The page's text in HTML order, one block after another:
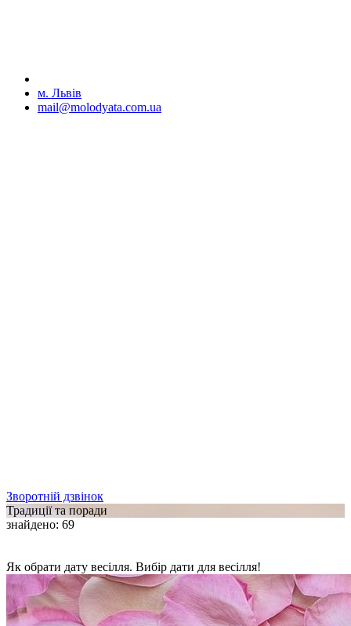
м. Львів
mail@molodyata.com.ua
Зворотній дзвінок
Традиції та поради
знайдено: 69
Як обрати дату весілля. Вибір дати для весілля!